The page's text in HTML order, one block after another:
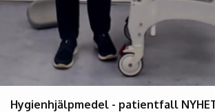
Hygienhjälpmedel - patientfall